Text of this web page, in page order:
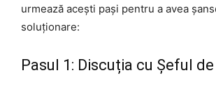
urmează acești pași pentru a avea
soluționare:
Pasul 1: Discuția cu Șeful